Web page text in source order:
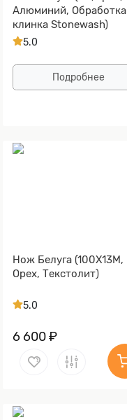
Алюминий, Обработка
клинка Stonewash)
5.0
Подробнее
Нож Белуга (100Х13М,
Орех, Текстолит)
5.0
6 600 ₽